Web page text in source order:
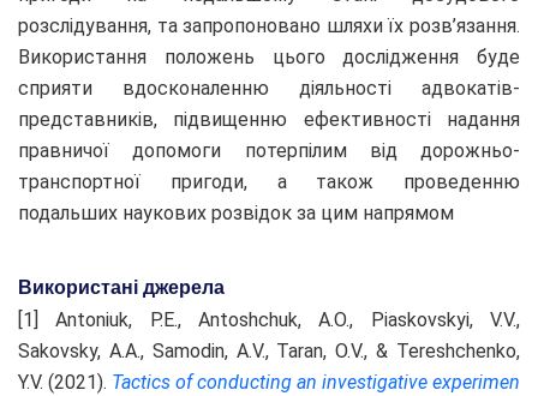
розслідування, та запропоновано шляхи їх розв’язання.
Використання положень цього дослідження буде
сприяти вдосконаленню діяльності адвокатів-
представників, підвищенню ефективності надання
правничої допомоги потерпілим від дорожньо-
транспортної пригоди, а також проведенню
подальших наукових розвідок за цим напрямом
Використані джерела
[1] Antoniuk, P.E., Antoshchuk, A.O., Piaskovskyi, V.V.,
Sakovsky, A.A., Samodin, A.V., Taran, O.V., & Tereshchenko,
Y.V. (2021). Tactics of conducting an investigative experimen